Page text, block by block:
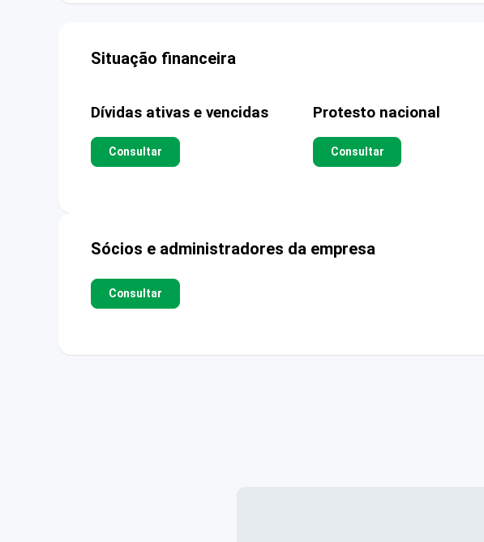
Situação financeira
Dívidas ativas e vencidas
Consultar
Protesto nacional
Consultar
Sócios e administradores da empresa
Consultar